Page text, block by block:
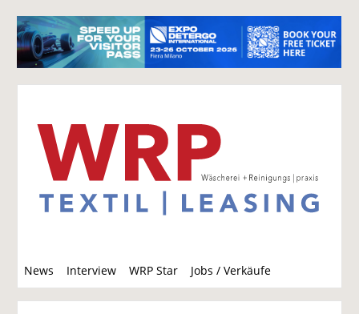
News Interview WRP Star Jobs / Verkäufe
u
c